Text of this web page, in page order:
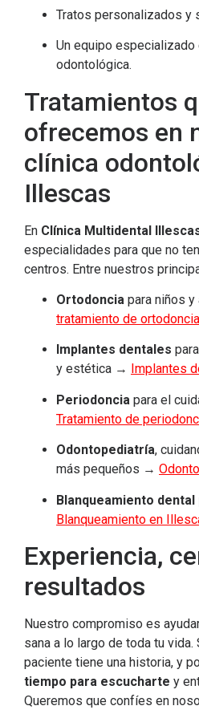
Tratos personalizados y
Un equipo especializado
odontológica.
Tratamientos
ofrecemos en
clínica
Illescas
En Clínica Multidental
especialidades para que no
centros. Entre nuestros
Ortodoncia para niños
tratamiento de ortodoncia
Implantes dentales
y estética →
Implantes
Periodoncia para el
Tratamiento de
Odontopediatría,
más pequeños →
Blanqueamiento
Blanqueamiento en
Experiencia,
resultados
Nuestro compromiso es
sana a lo largo de toda tu
paciente tiene una historia, y
tiempo para escucharte y
Queremos que confíes en